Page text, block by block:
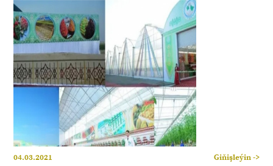
04.03.2021 Giňişleýin ->